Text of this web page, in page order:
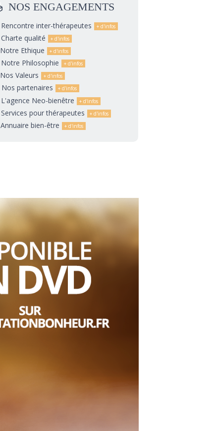
NOS ENGAGEMENTS
Rencontre inter-thérapeutes
Charte qualité
Notre Ethique
Notre Philosophie
Nos Valeurs
Nos partenaires
L'agence Neo-bienêtre
Services pour thérapeutes
Annuaire bien-être